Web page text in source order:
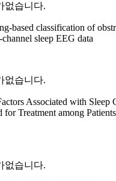
based classification of
sleep EEG data
Associated with Sleep
for Treatment among